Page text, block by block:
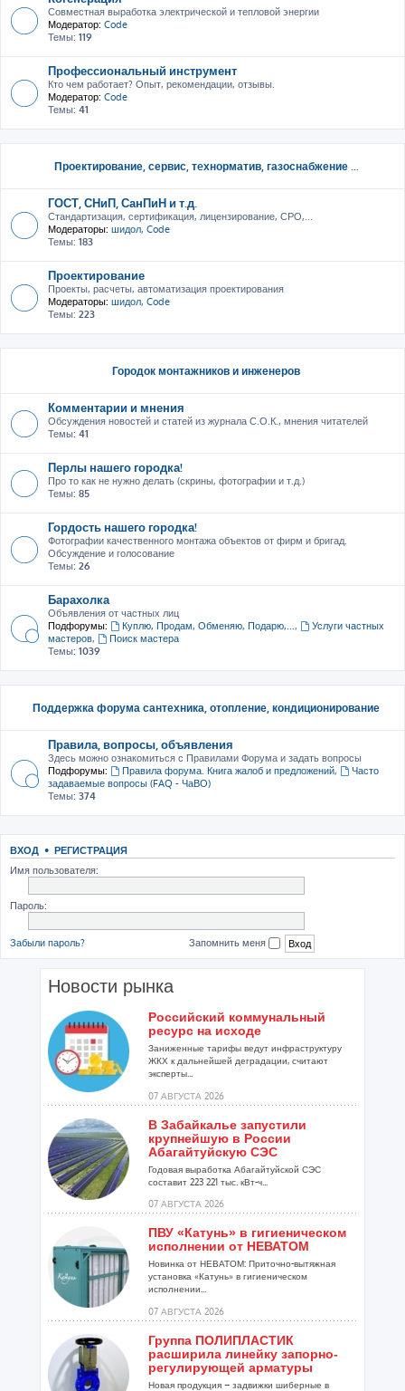
Совместная выработка электрической и тепловой энергии
Модератор: Code
Темы: 119
Профессиональный инструмент
Кто чем работает? Опыт, рекомендации, отзывы.
Модератор: Code
Темы: 41
Проектирование, сервис, тeхнорматив, газоснабжение ...
ГОСТ, СНиП, СанПиН и т.д.
Стандартизация, сертификация, лицензирование, СРО,...
Модераторы: шидол, Code
Темы: 183
Проектирование
Проекты, расчеты, автоматизация проектирования
Модераторы: шидол, Code
Темы: 223
Городок монтажников и инженеров
Комментарии и мнения
Обсуждения новостей и статей из журнала С.О.К., мнения читателей
Темы: 41
Перлы нашего городка!
Про то как не нужно делать (скрины, фотографии и т.д.)
Темы: 85
Гордость нашего городка!
Фотографии качественного монтажа объектов от фирм и бригад.
Обсуждение и голосование
Темы: 26
Барахолка
Объявления от частных лиц
Подфорумы:
Куплю, Продам, Обменяю, Подарю,...,
Услуги частных
мастеров,
Поиск мастера
Темы: 1039
Поддержка форума сантехника, отопление, кондиционирование
Правила, вопросы, объявления
Здесь можно ознакомиться с Правилами Форума и задать вопросы
Подфорумы:
Правила форума. Книга жалоб и предложений,
Часто
задаваемые вопросы (FAQ - ЧаВО)
Темы: 374
ВХОД • РЕГИСТРАЦИЯ
Имя пользователя:
Пароль:
Забыли пароль? Запомнить меня
Новости рынка
Российский коммунальный
ресурс на исходе
Заниженные тарифы ведут инфраструктуру
ЖКХ к дальнейшей деградации, считают
эксперты...
07 АВГУСТА 2026
В Забайкалье запустили
крупнейшую в России
Абагайтуйскую СЭС
Годовая выработка Абагайтуйской СЭС
составит 223 221 тыс. кВт-ч...
07 АВГУСТА 2026
ПВУ «Катунь» в гигиеническом
исполнении от НЕВАТОМ
Новинка от НЕВАТОМ: Приточно-вытяжная
установка «Катунь» в гигиеническом
исполнении...
07 АВГУСТА 2026
Группа ПОЛИПЛАСТИК
расширила линейку запорно-
регулирующей арматуры
Новая продукция – задвижки шиберные в